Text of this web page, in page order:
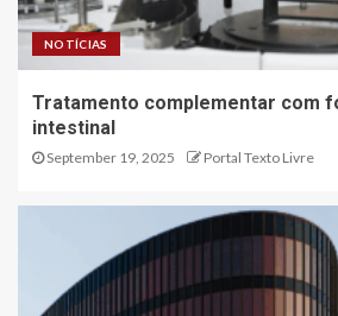
NOTÍCIAS
Tratamento complementar com
intestinal
September 19, 2025 Portal Texto Livre